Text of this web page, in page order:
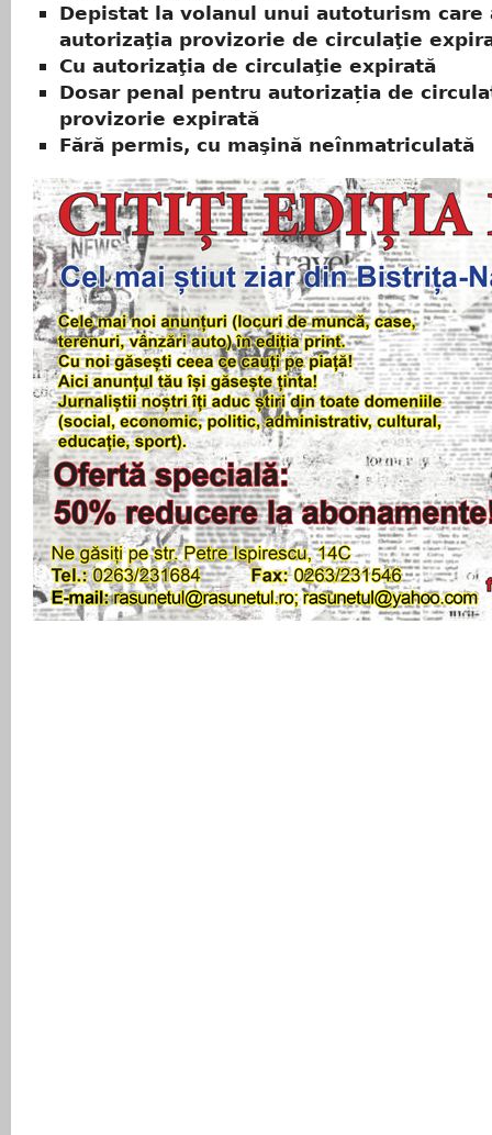
Depistat la volanul unui autoturism care
autorizaţia provizorie de circulaţie
Cu autorizaţia de circulaţie expirată
Dosar penal pentru autorizația de
provizorie expirată
Fără permis, cu maşină neînmatriculată